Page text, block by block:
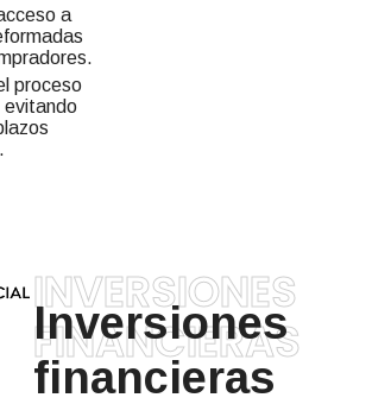
a
proceso
evitando
INVERSIONES
FINANCIERAS
Inversiones
financieras